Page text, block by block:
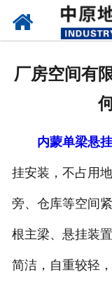
厂房空间有
内蒙单梁悬
挂安装，不占用
旁、仓库等空间
根主梁、悬挂装
简洁，自重较轻